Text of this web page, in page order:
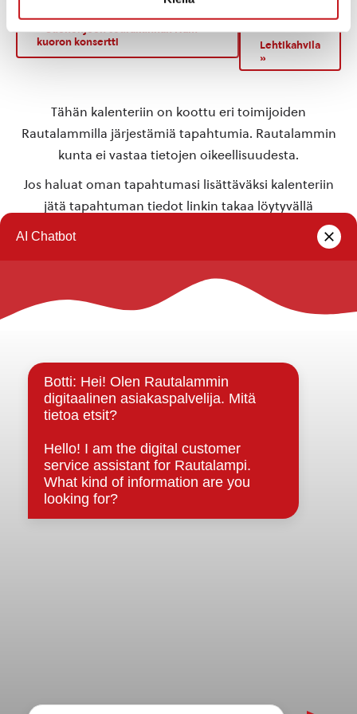
kuoron konsertti
Lehtikahvila
»
Tähän kalenteriin on koottu eri toimijoiden
Rautalammilla järjestämiä tapahtumia. Rautalammin
kunta ei vastaa tietojen oikeellisuudesta.
Jos haluat oman tapahtumasi lisättäväksi kalenteriin
jätä tapahtuman tiedot linkin takaa löytyvällä
Rautalammin kunta
Strategiat, ohjelmat, ohjeet, suunnitelmat, säännöt ja
sopimukset
Asiakirjajulkisuuskuvaus
Evästeet
Saavutettavuusseloste
Tietosuoja
Tietosuojaselosteet